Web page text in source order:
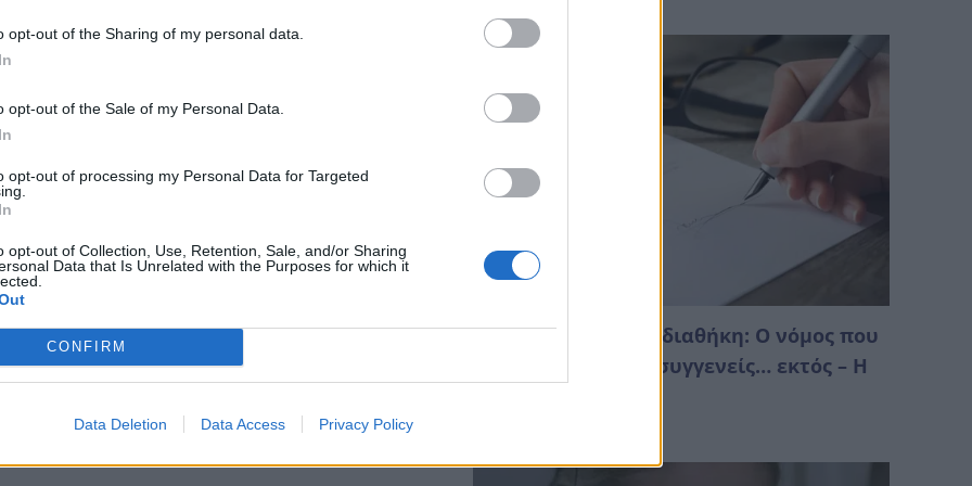
opt-out of the Sharing of my personal data.
opt-out of the Sale of my Personal Data.
opt-out of processing my Personal Data for Targeted
opt-out of Collection, Use, Retention, Sale, and/or Sharing
Data that Is Unrelated with the Purposes for which it
CONFIRM
Data Deletion Data Access Privacy Policy
περιορίσει όλο αυτό το πράγμα και να
σας παρακαλώ να είστε πιο τυπικοί, μην τα
πεινάτε κλπ και ότι θα έρθουν μεγαλύτερα
προσπαθείτε να κλέψετε, μην κρύβετε
έφυγαν και πήραν πράγματα από το σπίτι
«Οι άνθρωποι πεινάνε, πιστέψτε με!».
Κληρονομιά χωρίς διαθήκη: Ο νόμος που
μπορεί να αφήσει συγγενείς… εκτός – Η